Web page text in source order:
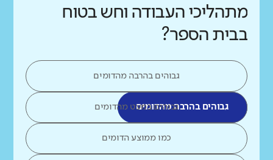
מתהליכי העבודה וחש בטוח
בבית הספר?
גבוהים בהרבה מהדומים
גבוהים בהרבה מהדומיםגבוהים במעט מהדומים
כמו ממוצע הדומים